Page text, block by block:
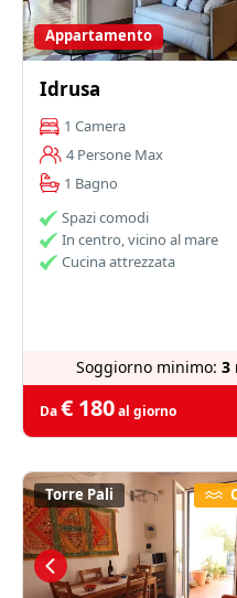
Appartamento
Idrusa
1 Camera
4 Persone Max
1 Bagno
Spazi comodi
In centro, vicino al mare
Cucina attrezzata
Soggiorno minimo: 3
Da€ 180al giorno
Torre Pali